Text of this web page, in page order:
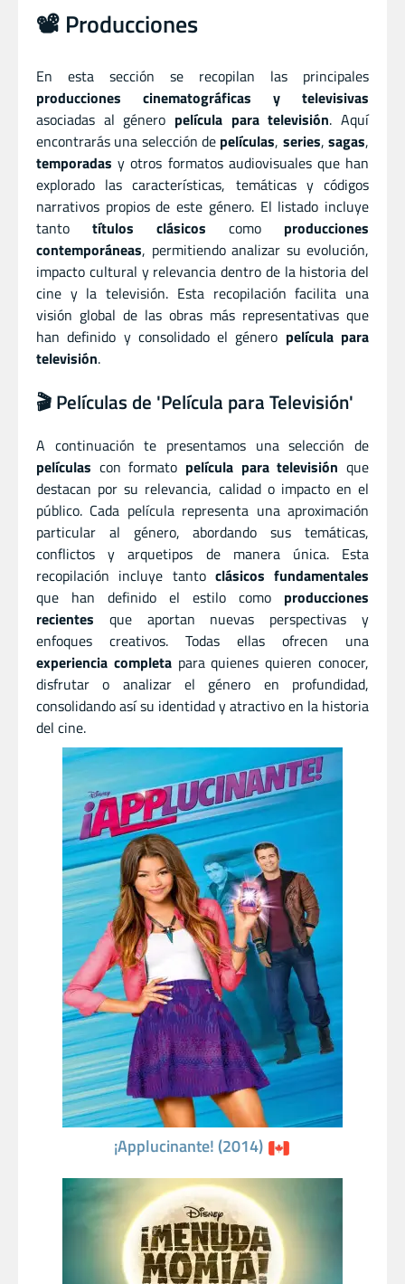
📽️ Producciones
En esta sección se recopilan las principales
producciones cinematográficas y televisivas
asociadas al género película para televisión. Aquí
encontrarás una selección de películas, series,sagas,
temporadas y otros formatos audiovisuales que han
explorado las características, temáticas y códigos
narrativos propios de este género. El listado incluye
tanto títulos clásicos como producciones
contemporáneas, permitiendo analizar su evolución,
impacto cultural y relevancia dentro de la historia del
cine y la televisión. Esta recopilación facilita una
visión global de las obras más representativas que
han definido y consolidado el género película para
televisión.
🎬 Películas de 'Película para Televisión'
A continuación te presentamos una selección de
películas con formato película para televisión que
destacan por su relevancia, calidad o impacto en el
público. Cada película representa una aproximación
particular al género, abordando sus temáticas,
conflictos y arquetipos de manera única. Esta
recopilación incluye tanto clásicos fundamentales
que han definido el estilo como producciones
recientes que aportan nuevas perspectivas y
enfoques creativos. Todas ellas ofrecen una
experiencia completapara quienes quieren conocer,
disfrutar o analizar el género en profundidad,
consolidando así su identidad y atractivo en la historia
del cine.
¡Applucinante! (2014)